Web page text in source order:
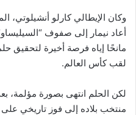
وكان الإيطالي كارلو أنشيلوتي،
أعاد نيمار إلى صفوف
مانحًا إياه فرصة أخيرة لتحقيق
لقب كأس العالم.
لكن الحلم انتهى بصورة مؤلمة،
منتخب بلاده إلى فوز تاريخي على